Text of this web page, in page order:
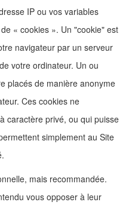
IP ou vos variables
« cookies ». Un "cookie" est
navigateur par un serveur
votre ordinateur. Un ou
placés de manière anonyme
Ces cookies ne
caractère privé, ou qui puisse
simplement au Site
mais recommandée.
vous opposer à leur